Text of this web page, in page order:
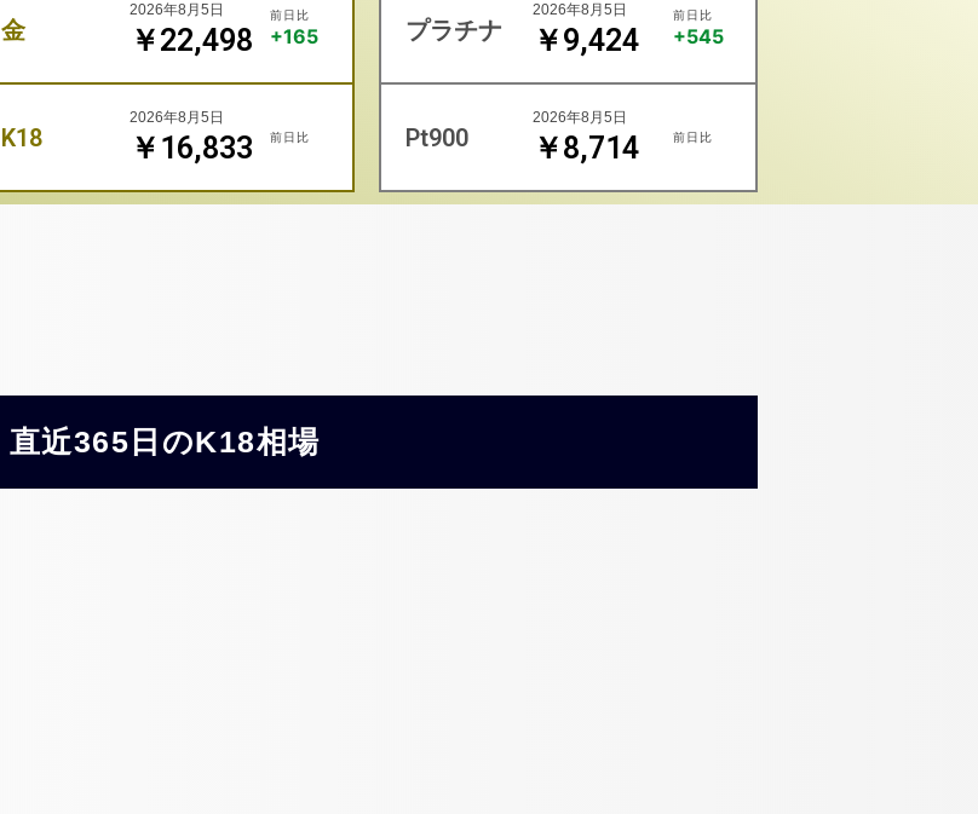
金 ￥22,498
2026年8月5日 前日比
+165
K18 ￥16,833
2026年8月5日
前日比
プラチナ ￥9,424
2026年8月5日 前日比
+545
Pt900 ￥8,714
2026年8月5日
前日比
直近365日のK18相場